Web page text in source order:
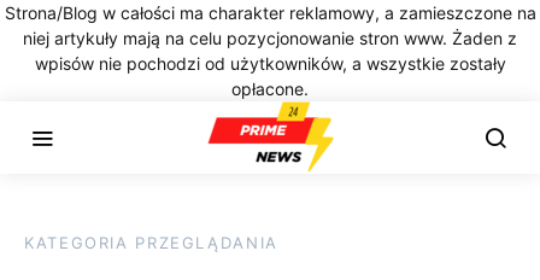
Strona/Blog w całości ma charakter reklamowy, a zamieszczone na
niej artykuły mają na celu pozycjonowanie stron www. Żaden z
wpisów nie pochodzi od użytkowników, a wszystkie zostały
opłacone.
KATEGORIA PRZEGLĄDANIA